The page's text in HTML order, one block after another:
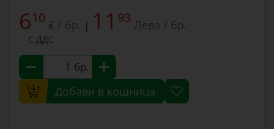
610 € / бр. | 11 93 Лева / бр.
С ДДС
бр.
Добави в кошница